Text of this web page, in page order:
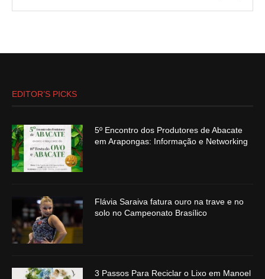
EDITOR’S PICKS
5º Encontro dos Produtores de Abacate
em Arapongas: Informação e Networking
Flávia Saraiva fatura ouro na trave e no
solo no Campeonato Brasílico
3 Passos Para Reciclar o Lixo em Manoel